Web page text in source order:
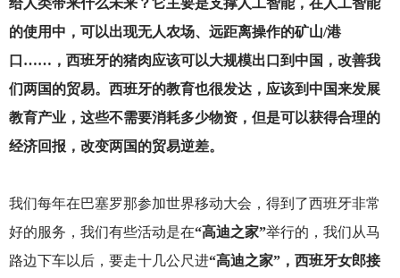
给人类带来什么未来？它主要是支撑人工智能，在人工智能
的使用中，可以出现无人农场、远距离操作的矿山/港
口……，西班牙的猪肉应该可以大规模出口到中国，改善我
们两国的贸易。西班牙的教育也很发达，应该到中国来发展
教育产业，这些不需要消耗多少物资，但是可以获得合理的
经济回报，改变两国的贸易逆差。
我们每年在巴塞罗那参加世界移动大会，得到了西班牙非常
好的服务，我们有些活动是在“高迪之家”举行的，我们从马
路边下车以后，要走十几公尺进“高迪之家”，西班牙女郎接